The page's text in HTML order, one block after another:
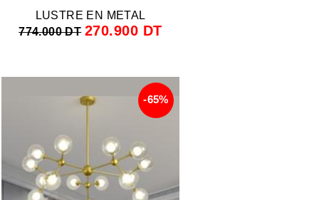
LUSTRE EN METAL
774.000 DT 270.900 DT
-65%